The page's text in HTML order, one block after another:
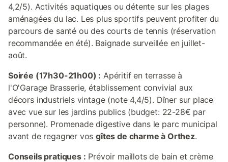
4,2/5). Activités aquatiques ou détente sur les plages
aménagées du lac. Les plus sportifs peuvent profiter du
parcours de santé ou des courts de tennis (réservation
recommandée en été). Baignade surveillée en juillet-
août.
Soirée (17h30-21h00) : Apéritif en terrasse à
l'O'Garage Brasserie, établissement convivial aux
décors industriels vintage (note 4,4/5). Dîner sur place
avec vue sur les jardins publics (budget: 22-28€ par
personne). Promenade digestive dans le parc municipal
avant de regagner vosgîtes de charme à Orthez.
Conseils pratiques : Prévoir maillots de bain et crème